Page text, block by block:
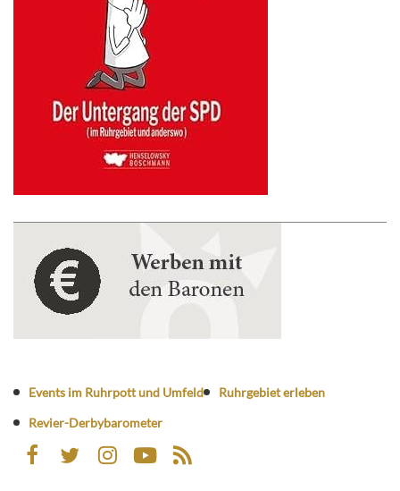
Events im Ruhrpott und Umfeld
Ruhrgebiet erleben
Revier-Derbybarometer